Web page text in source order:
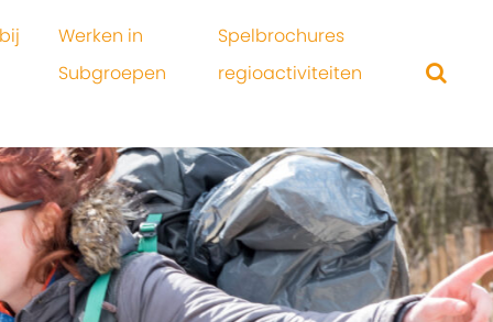
Werken in
Subgroepen
Spelbrochures
regioactiviteiten